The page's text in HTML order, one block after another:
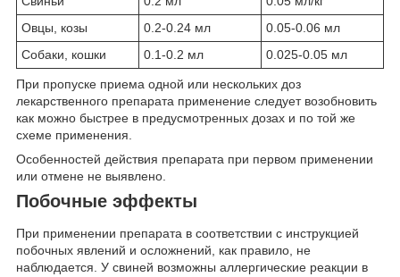
Овцы, козы
0.2-0.24 мл
0.05-0.06 мл
Собаки, кошки
0.1-0.2 мл 0.025-0.05 мл
При пропуске приема одной или нескольких доз
лекарственного препарата применение следует возобновить
как можно быстрее в предусмотренных дозах и по той же
схеме применения.
Особенностей действия препарата при первом применении
или отмене не выявлено.
Побочные эффекты
При применении препарата в соответствии с инструкцией
побочных явлений и осложнений, как правило, не
наблюдается. У свиней возможны аллергические реакции в